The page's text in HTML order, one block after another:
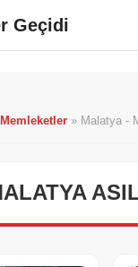
Geçidi
Memleketler » Malatya -